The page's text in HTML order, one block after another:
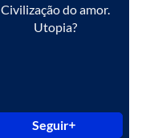
Civilização do amor.
Utopia?
Seguir